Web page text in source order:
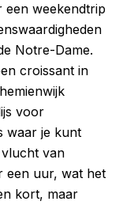
een weekendtrip
Notre-Dame.
croissant in
voor
waar je kunt
van
een uur, wat het
kort, maar